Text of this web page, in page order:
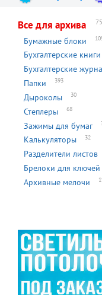
Все для архива
Бумажные блоки
Бухгалтерские книги
Бухгалтерские
Папки 393
Дыроколы 30
Степлеры 68
Зажимы для бумаг
Калькуляторы 32
Разделители листов
Брелоки для ключей
Архивные мелочи